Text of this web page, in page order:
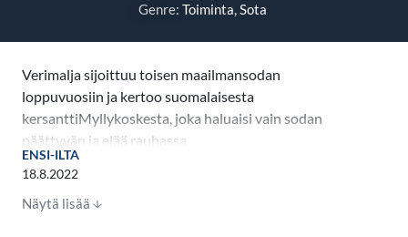
Genre: Toiminta, Sota
Verimalja sijoittuu toisen maailmansodan
loppuvuosiin ja kertoo suomalaisesta
kersanttiMyllykoskesta, joka haluaisi vain sodan
päättyvän ja elää rauhassa
maatilallaannuoruudenihastuksensa Kaarinan
kanssa. Sodan riistäessä paremman elämän puitteet,
Myllykoskikuitenkin ajautuu rahapulan pakottamana
ENSI-ILTA
18.8.2022
Näytä lisää